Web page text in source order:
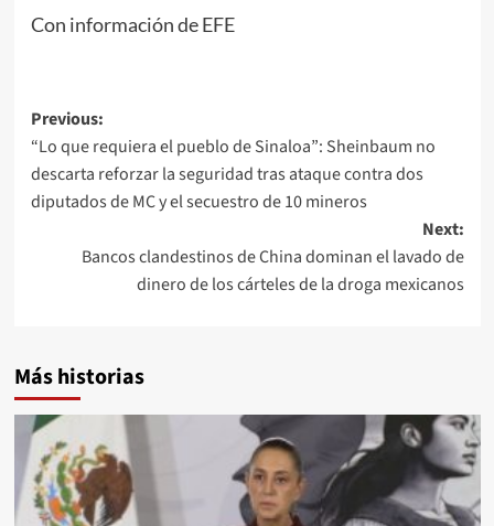
Con información de EFE
Post
navigation
Previous:
“Lo que requiera el pueblo de Sinaloa”: Sheinbaum no
descarta reforzar la seguridad tras ataque contra dos
diputados de MC y el secuestro de 10 mineros
Next:
Bancos clandestinos de China dominan el lavado de
dinero de los cárteles de la droga mexicanos
Más historias